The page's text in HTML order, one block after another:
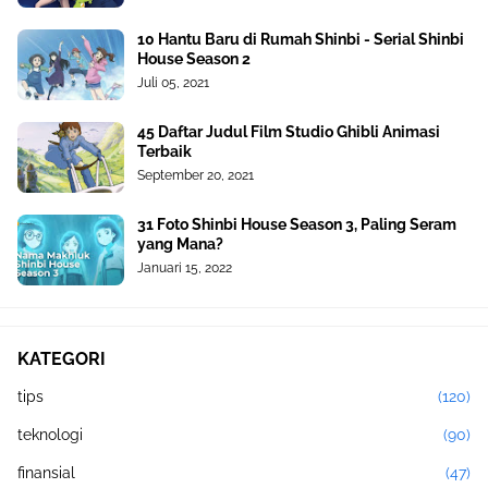
10 Hantu Baru di Rumah Shinbi - Serial Shinbi
House Season 2
Juli 05, 2021
45 Daftar Judul Film Studio Ghibli Animasi
Terbaik
September 20, 2021
31 Foto Shinbi House Season 3, Paling Seram
yang Mana?
Januari 15, 2022
KATEGORI
tips (120)
teknologi (90)
finansial (47)